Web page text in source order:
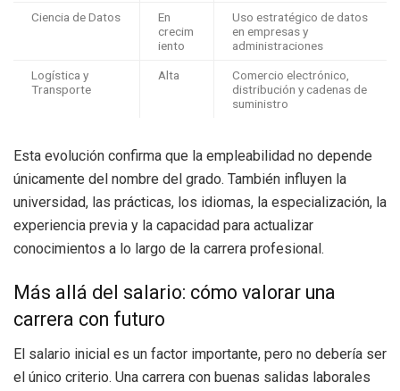
Ciencia de Datos
En
crecim
iento
Uso estratégico de datos
en empresas y
administraciones
Logística y
Transporte
Alta
Comercio electrónico,
distribución y cadenas de
suministro
Esta evolución confirma que la empleabilidad no depende
únicamente del nombre del grado. También influyen la
universidad, las prácticas, los idiomas, la especialización, la
experiencia previa y la capacidad para actualizar
conocimientos a lo largo de la carrera profesional.
Más allá del salario: cómo valorar una
carrera con futuro
El salario inicial es un factor importante, pero no debería ser
el único criterio. Una carrera con buenas salidas laborales